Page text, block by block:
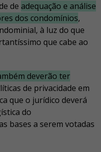
de adequação e análise
dos condomínios,
à luz do que
que cabe ao
deverão ter
de privacidade em
que o jurídico deverá
do
bases a serem votadas